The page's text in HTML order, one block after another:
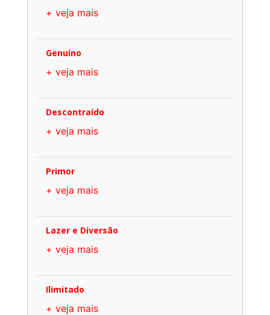
+ veja mais
Genuíno
+ veja mais
Descontraído
+ veja mais
Primor
+ veja mais
Lazer e Diversão
+ veja mais
Ilimitado
+ veja mais